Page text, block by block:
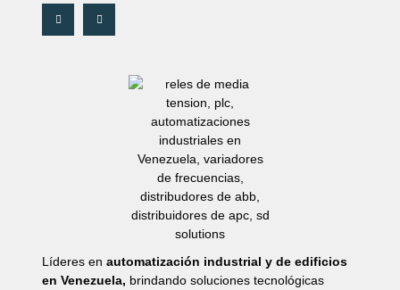
Líderes en automatización industrial y de edificios
en Venezuela, brindando soluciones tecnológicas